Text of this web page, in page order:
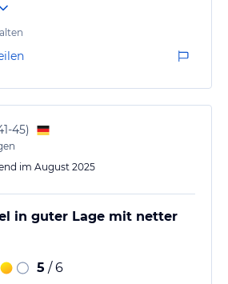
45)
im August 2025
in guter Lage mit netter
5 / 6